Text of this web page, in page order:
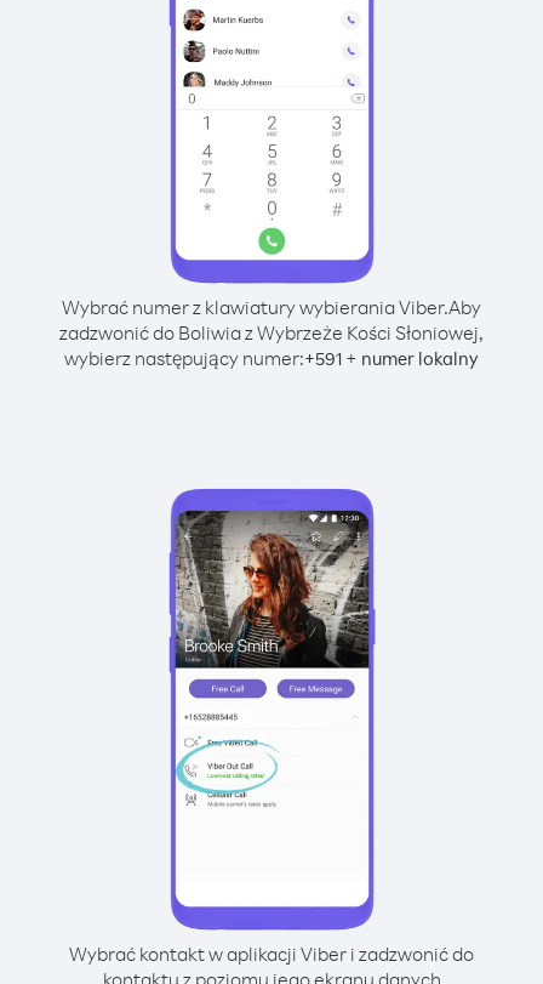
Wybrać numer z klawiatury wybierania Viber.Aby
zadzwonić do Boliwia z Wybrzeże Kości Słoniowej,
wybierz następujący numer:+591 + numer lokalny
Wybrać kontakt w aplikacji Viber i zadzwonić do
kontaktu z poziomu jego ekranu danych